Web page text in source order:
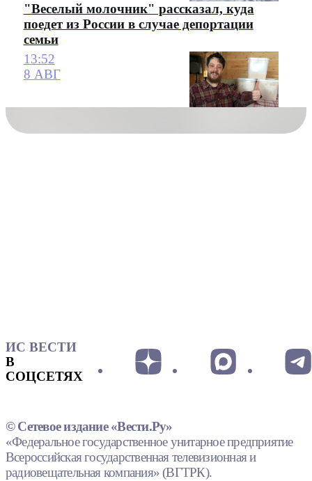
"Веселый молочник" рассказал, куда
поедет из России в случае депортации
семьи
13:52
8 АВГ
ИС ВЕСТИ
В
СОЦСЕТЯХ
© Сетевое издание «Вести.Ру»
«Федеральное государственное унитарное предприятие
Всероссийская государственная телевизионная и
радиовещательная компания» (ВГТРК).